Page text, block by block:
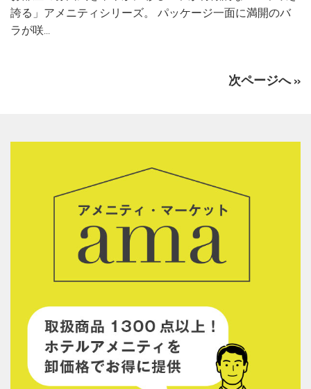
誇る」アメニティシリーズ。 パッケージ一面に満開のバ
ラが咲...
次ページへ »